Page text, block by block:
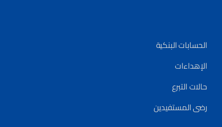
الحسابات البنكية
الإهداءات
حالات التبرع
رضى المستفيدين